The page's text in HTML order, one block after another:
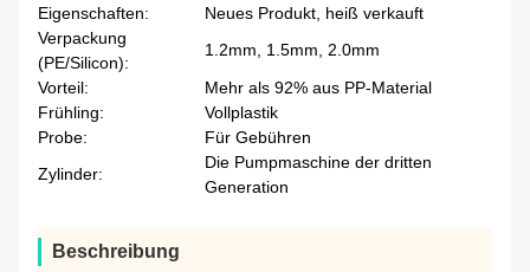
Eigenschaften:
Neues Produkt, heiß verkauft
Verpackung
(PE/Silicon):
1.2mm, 1.5mm, 2.0mm
Vorteil:
Mehr als 92% aus PP-Material
Frühling:
Vollplastik
Probe:
Für Gebühren
Zylinder:
Die Pumpmaschine der dritten
Generation
Beschreibung